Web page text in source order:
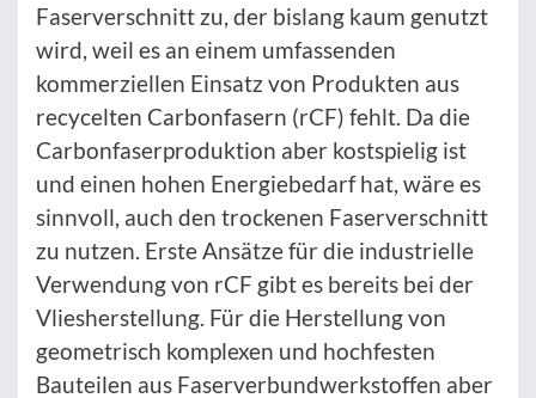
Faserverschnitt zu, der bislang kaum genutzt
wird, weil es an einem umfassenden
kommerziellen Einsatz von Produkten aus
recycelten Carbonfasern (rCF) fehlt. Da die
Carbonfaserproduktion aber kostspielig ist
und einen hohen Energiebedarf hat, wäre es
sinnvoll, auch den trockenen Faserverschnitt
zu nutzen. Erste Ansätze für die industrielle
Verwendung von rCF gibt es bereits bei der
Vliesherstellung. Für die Herstellung von
geometrisch komplexen und hochfesten
Bauteilen aus Faserverbundwerkstoffen aber